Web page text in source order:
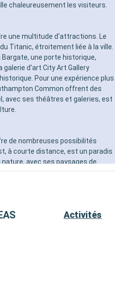
chaleureusement les visiteurs.
une multitude d'attractions. Le
Titanic, étroitement liée à la ville.
une porte historique,
galerie d'art City Art Gallery
Pour une expérience plus
Common offrent des
avec ses théâtres et galeries, est
de nombreuses possibilités
à courte distance, est un paradis
avec ses paysages de
à moins d'une heure de
Activités